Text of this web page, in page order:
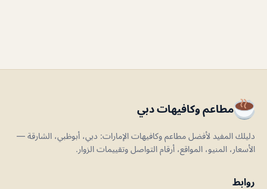
مطاعم وكافيهات دبي
دليلك المفيد لأفضل مطاعم وكافيهات الإمارات: دبي، أبوظبي، الشارقة —
الأسعار، المنيو، المواقع، أرقام التواصل وتقييمات الزوار.
روابط